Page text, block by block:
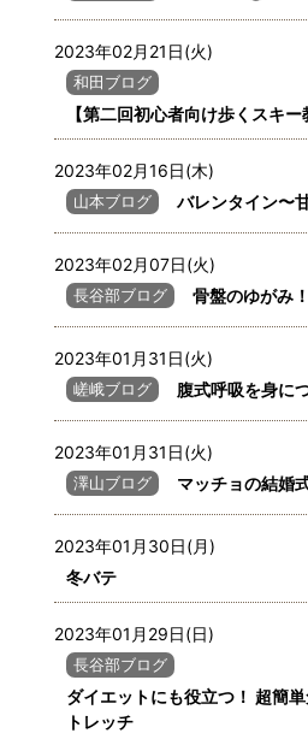
2023年02月21日(火)
和田ブログ
【第二回初心者向け歩くスキー
2023年02月16日(木)
山本ブログ バレンタイン〜
2023年02月07日(火)
長谷部ブログ 骨盤のゆがみ
2023年01月31日(火)
嵯峨ブログ 腹式呼吸を身に
2023年01月31日(火)
澤山ブログ マッチョの結婚
2023年01月30日(月)
冬バテ
2023年01月29日(日)
長谷部ブログ
ダイエットにも役立つ！ 超簡
トレッチ